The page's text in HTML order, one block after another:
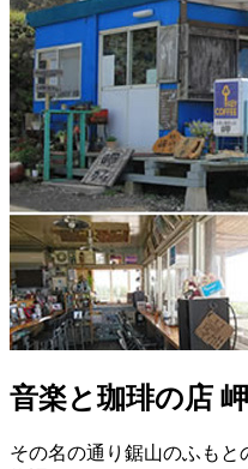
音楽と珈琲の店 岬
その名の通り鋸山のふも